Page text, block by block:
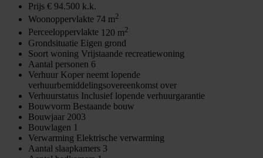
Prijs € 94.500 k.k.
Woonoppervlakte 74 m2
Perceeloppervlakte 120 m2
Grondsituatie Eigen grond
Soort woning Vrijstaande recreatiewoning
Aantal personen 6
Verhuur Koper neemt lopende
verhuurbemiddelingsovereenkomst over
Verhuurstatus Inclusief lopende verhuurgarantie
Bouwvorm Bestaande bouw
Bouwjaar 2003
Bouwlagen 1
Verwarming Elektrische verwarming
Aantal slaapkamers 3